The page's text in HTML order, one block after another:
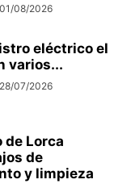
01/08/2026
eléctrico el
varios...
28/07/2026
de Lorca
de
y limpieza